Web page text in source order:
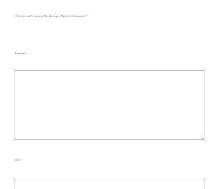
Votre adresse e-mail ne sera pas publiée. Les champs obligatoires sont indiqués avec*
Commentaire*
Nom *